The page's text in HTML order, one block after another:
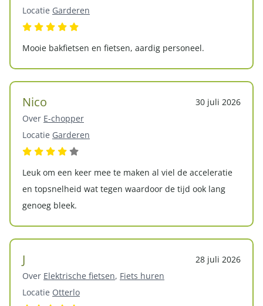
Locatie Garderen
Mooie bakfietsen en fietsen, aardig personeel.
Nico
30 juli 2026
Over E-chopper
Locatie Garderen
Leuk om een keer mee te maken al viel de acceleratie
en topsnelheid wat tegen waardoor de tijd ook lang
genoeg bleek.
J
28 juli 2026
Over Elektrische fietsen, Fiets huren
Locatie Otterlo